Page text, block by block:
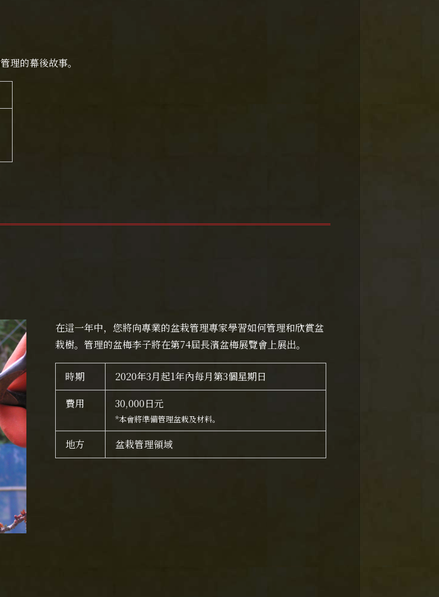
理的幕後故事。
在這一年中，您將向專業的盆栽管理專家學習如何管理和欣賞盆
栽樹。管理的盆梅李子將在第74屆長濱盆梅展覽會上展出。
時期
2020年3月起1年內每月第3個星期日
費用
30,000日元
*本會將準備管理盆栽及材料。
地方 盆栽管理領域